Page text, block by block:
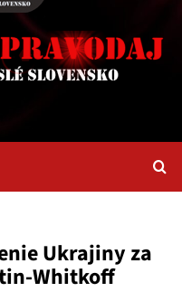
Ukrajiny za
Whitkoff